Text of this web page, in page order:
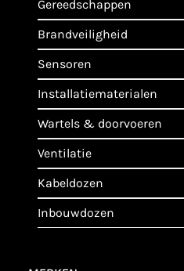
gereedschappen
brandveiligheid
sensoren
installatiematerialen
wartels & doorvoeren
ventilatie
kabeldozen
inbouwdozen